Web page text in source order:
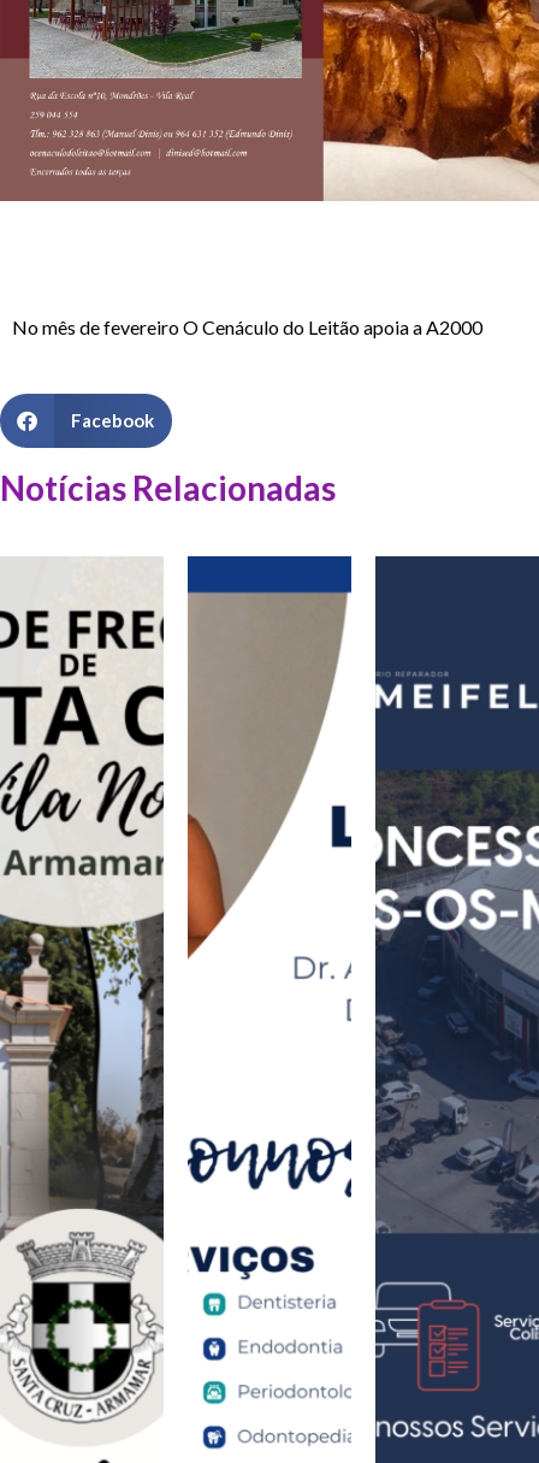
No mês de fevereiro O Cenáculo do Leitão apoia a A2000
Facebook
Notícias Relacionadas